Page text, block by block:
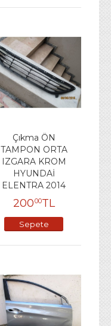
Çıkma ÖN
TAMPON ORTA
IZGARA KROM
HYUNDAİ
ELENTRA 2014
20000TL
Sepete